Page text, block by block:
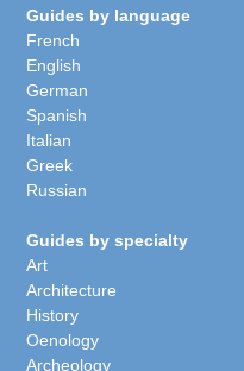
Guides by language
French
English
German
Spanish
Italian
Greek
Russian
Guides by specialty
Art
Architecture
History
Oenology
Archeology